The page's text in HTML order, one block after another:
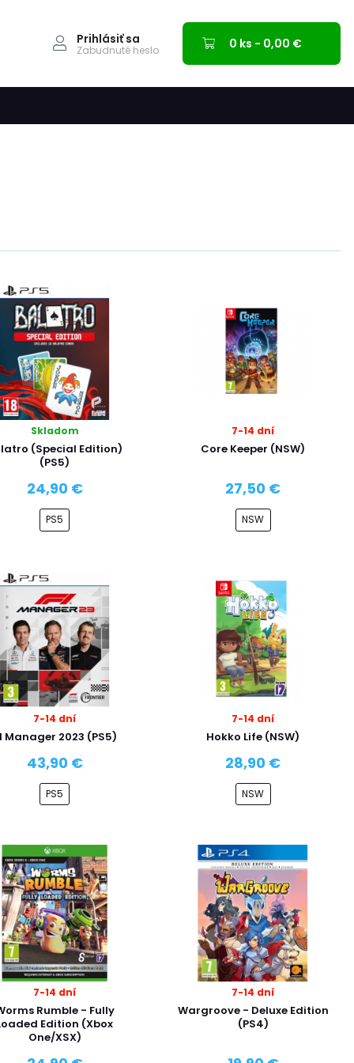
Prihlásiť sa
Zabudnuté heslo 0 ks - 0,00 €
Skladom
(Special Edition)
(PS5)
24,90 €
PS5
7-14 dní
Core Keeper (NSW)
27,50 €
NSW
7-14 dní
Manager 2023 (PS5)
43,90 €
PS5
7-14 dní
Hokko Life (NSW)
28,90 €
NSW
7-14 dní
Rumble - Fully
Edition (Xbox
One/XSX)
7-14 dní
Wargroove - Deluxe Edition
(PS4)